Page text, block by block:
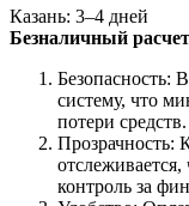
Казань: 3–4 дней
Безналичный расчет
Безопасность:
систему, что
потери средств.
Прозрачность:
контроль за